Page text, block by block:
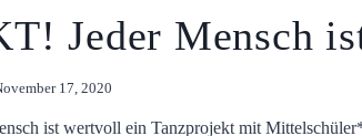
Jeder Mensch
17, 2020
ist wertvoll ein Tanzprojekt mit